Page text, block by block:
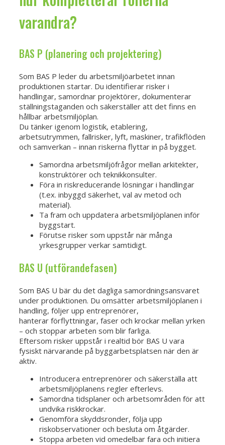
varandra?
BAS P (planering och projektering)
Som BAS P leder du arbetsmiljöarbetet innan
produktionen startar. Du identifierar risker i
handlingar, samordnar projektörer, dokumenterar
ställningstaganden och säkerställer att det finns en
hållbar arbetsmiljöplan.
Du tänker igenom logistik, etablering,
arbetsutrymmen, fallrisker, lyft, maskiner, trafikflöden
och samverkan – innan riskerna flyttar in på bygget.
Samordna arbetsmiljöfrågor mellan arkitekter,
konstruktörer och teknikkonsulter.
Föra in riskreducerande lösningar i handlingar
(t.ex. inbyggd säkerhet, val av metod och
material).
Ta fram och uppdatera arbetsmiljöplanen inför
byggstart.
Förutse risker som uppstår när många
yrkesgrupper verkar samtidigt.
BAS U (utförandefasen)
Som BAS U bär du det dagliga samordningsansvaret
under produktionen. Du omsätter arbetsmiljöplanen i
handling, följer upp entreprenörer,
hanterar förflyttningar, faser och krockar mellan yrken
– och stoppar arbeten som blir farliga.
Eftersom risker uppstår i realtid bör BAS U vara
fysiskt närvarande på byggarbetsplatsen när den är
aktiv.
Introducera entreprenörer och säkerställa att
arbetsmiljöplanens regler efterlevs.
Samordna tidsplaner och arbetsområden för att
undvika riskkrockar.
Genomföra skyddsronder, följa upp
riskobservationer och besluta om åtgärder.
Stoppa arbeten vid omedelbar fara och initiera